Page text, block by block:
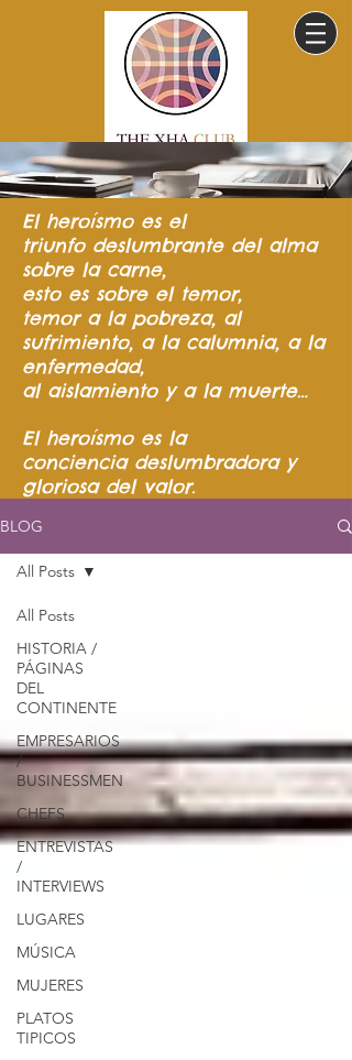
El heroísmo es el
triunfo deslumbrante del alma
sobre la carne,
esto es sobre el temor,
temor a la pobreza, al
sufrimiento, a la calumnia, a la
enfermedad,
al aislamiento y a la muerte…
El heroísmo es la
conciencia deslumbradora y
gloriosa del valor.
BLOG
All Posts
HISTORIA /
PÁGINAS
DEL
CONTINENTE
EMPRESARIOS
/
BUSINESSMEN
CHEFS
ENTREVISTAS
/
INTERVIEWS
LUGARES
MÚSICA
MUJERES
PLATOS
TIPICOS
All Posts